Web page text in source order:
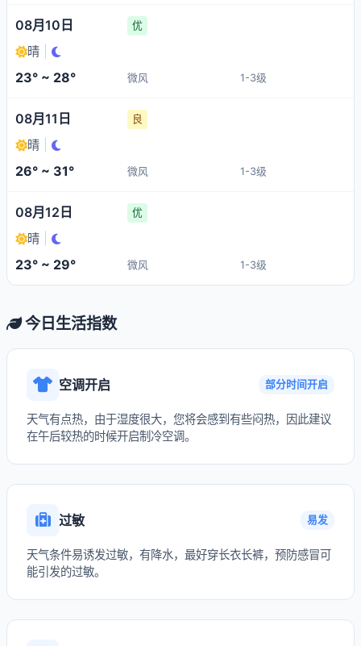
08月10日 优
晴
23° ~ 28° 微风 1-3级
08月11日 良
晴
26° ~ 31° 微风 1-3级
08月12日 优
晴
23° ~ 29° 微风 1-3级
今日生活指数
空调开启 部分时间开启
天气有点热，由于湿度很大，您将会感到有些闷热，因此建议
在午后较热的时候开启制冷空调。
过敏 易发
天气条件易诱发过敏，有降水，最好穿长衣长裤，预防感冒可
能引发的过敏。